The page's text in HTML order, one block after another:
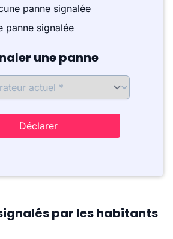
panne signalée
panne signalée
une panne
Déclarer
par les habitants